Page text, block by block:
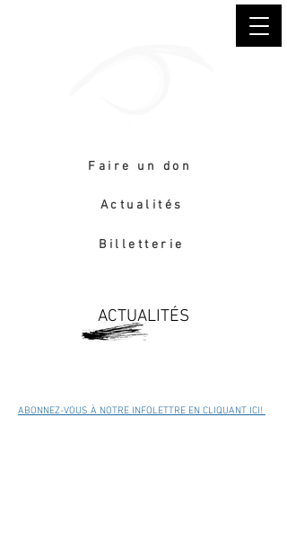
Faire un don
Actualités
Billetterie
ACTUALITÉS
ABONNEZ-VOUS À NOTRE INFOLETTRE EN CLIQUANT ICI!